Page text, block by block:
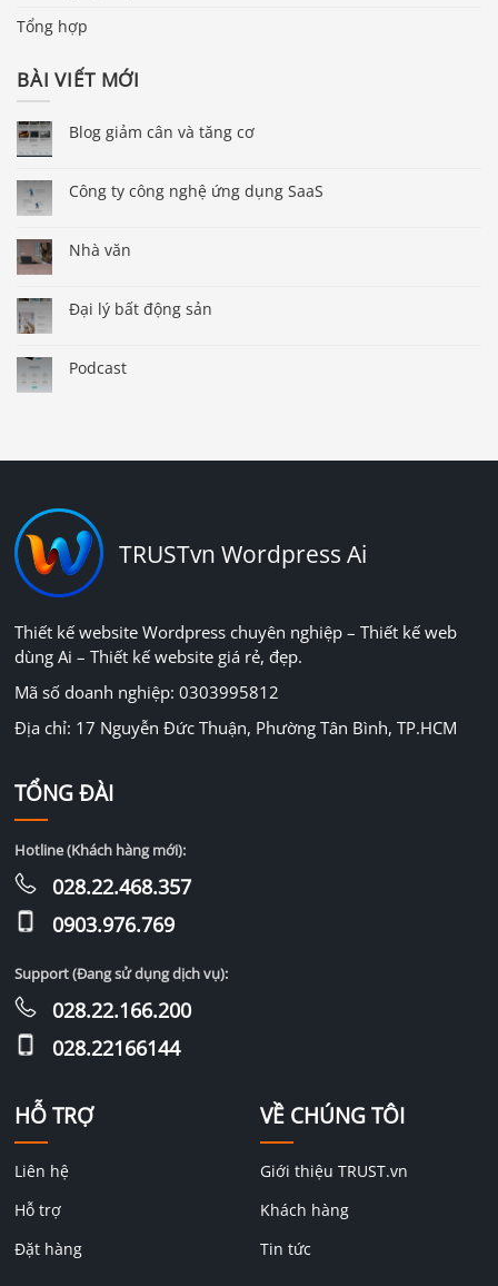
Tổng hợp
BÀI VIẾT MỚI
Blog giảm cân và tăng cơ
Công ty công nghệ ứng dụng SaaS
Nhà văn
Đại lý bất động sản
Podcast
TRUSTvn Wordpress Ai
Thiết kế website Wordpress chuyên nghiệp – Thiết kế web
dùng Ai – Thiết kế website giá rẻ, đẹp.
Mã số doanh nghiệp: 0303995812
Địa chỉ: 17 Nguyễn Đức Thuận, Phường Tân Bình, TP.HCM
HỖ TRỢ
Liên hệ
Hỗ trợ
Đặt hàng
VỀ CHÚNG TÔI
Giới thiệu TRUST.vn
Khách hàng
Tin tức
TỔNG ĐÀI
Hotline (Khách hàng mới):
028.22.468.357
0903.976.769
Support (Đang sử dụng dịch vụ):
028.22.166.200
028.22166144